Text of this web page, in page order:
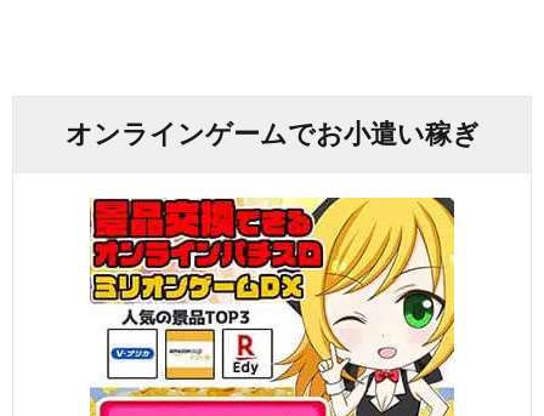
オンラインゲームでお小遣い稼ぎ